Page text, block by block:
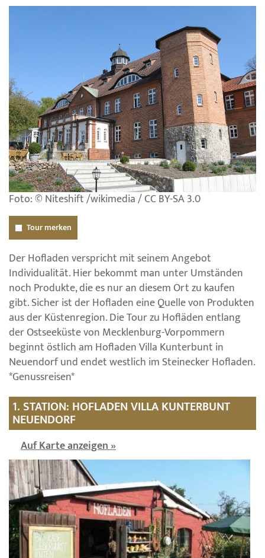
Foto: © Niteshift /wikimedia / CC BY-SA 3.0
Tour merken
Der Hofladen verspricht mit seinem Angebot
Individualität. Hier bekommt man unter Umständen
noch Produkte, die es nur an diesem Ort zu kaufen
gibt. Sicher ist der Hofladen eine Quelle von Produkten
aus der Küstenregion. Die Tour zu Hofläden entlang
der Ostseeküste von Mecklenburg-Vorpommern
beginnt östlich am Hofladen Villa Kunterbunt in
Neuendorf und endet westlich im Steinecker Hofladen.
*Genussreisen*
1. STATION: HOFLADEN VILLA KUNTERBUNT
NEUENDORF
Auf Karte anzeigen »